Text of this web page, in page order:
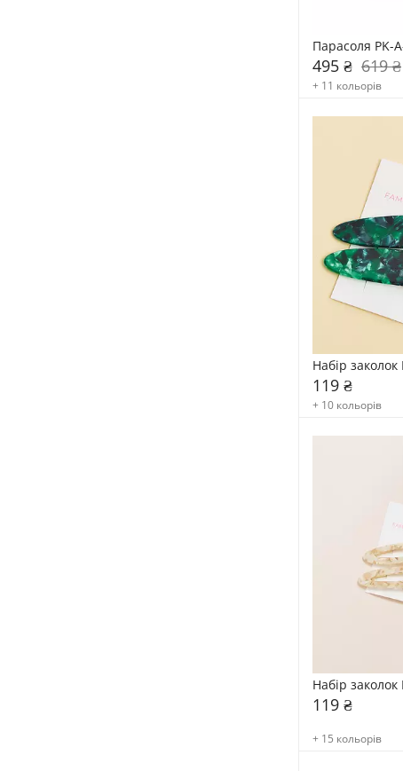
Парасоля PK-
495 ₴ 619 ₴
+ 11 кольорів
Набір
119 ₴
+ 10 кольорів
Набір заколок
119 ₴
+ 15 кольорів